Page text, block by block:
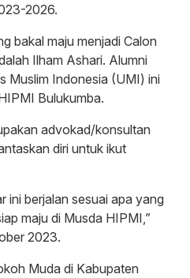
2026.
bakal maju menjadi Calon
Ilham Ashari. Alumni
Muslim Indonesia (UMI) ini
Bulukumba.
advokad/konsultan
diri untuk ikut
ini berjalan sesuai apa yang
maju di Musda HIPMI,”
2023.
Muda di Kabupaten